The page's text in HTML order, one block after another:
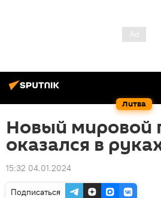
Литва
Новый мировой
оказался в
15:32 04.01.2024
Подписаться